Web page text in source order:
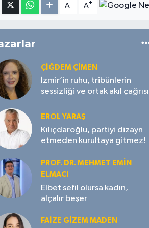
A- A+
ÇIĞDEM ÇIMEN
İzmir’in ruhu, tribünlerin
sessizliği ve ortak akıl çağrısı
EROL YARAŞ
Kılıçdaroğlu, partiyi dizayn
etmeden kurultaya gitmez!
PROF. DR. MEHMET EMIN
ELMACI
Elbet sefil olursa kadın,
alçalır beşer
FAIZE GIZEM MADEN